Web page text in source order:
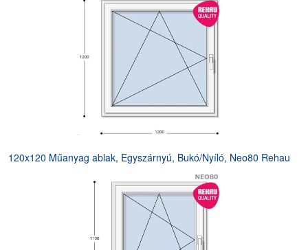
120x120 Műanyag ablak, Egyszárnyú, Bukó/Nyíló, Neo80 Rehau